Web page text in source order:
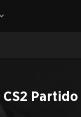
CS2 Partido